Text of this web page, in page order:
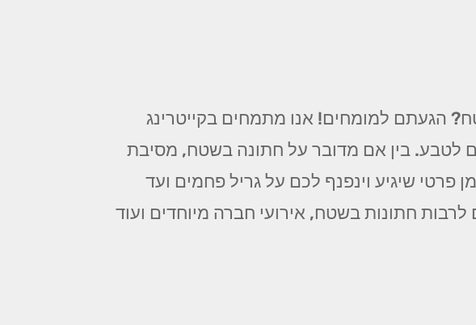
הגעתם למומחים! אנו מתמחים בקייטרינג
לטבע. בין אם מדובר על חתונה בשטח, מסיבת
פרטי שיגיע וינפנף לכם על גריל פחמים ועד
חתונות בשטח, אירועי חברה מיוחדים ועוד